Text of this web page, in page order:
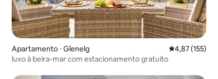
Apartamento ⋅ Glenelg 4,87 de uma
4,87 (155)
luxo à beira-mar com estacionamento gratuito